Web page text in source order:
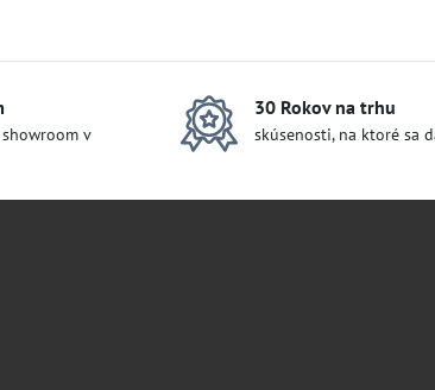
v
30 Rokov na trhu
skúsenosti, na ktoré sa